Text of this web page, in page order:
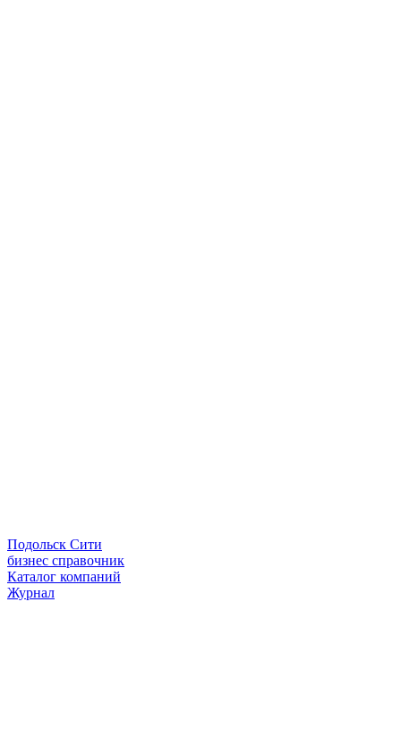
Подольск Сити
бизнес справочник
Каталог компаний
Журнал